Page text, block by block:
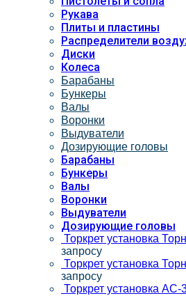
Рукава
Плиты и пластины
Распределители
Диски
Колеса
Барабаны
Бункеры
Валы
Воронки
Выдуватели
Дозирующие головы
Барабаны
Бункеры
Валы
Воронки
Выдуватели
Дозирующие головы
Торкрет установка
запросу
Торкрет установка
запросу
Торкрет установка АС-